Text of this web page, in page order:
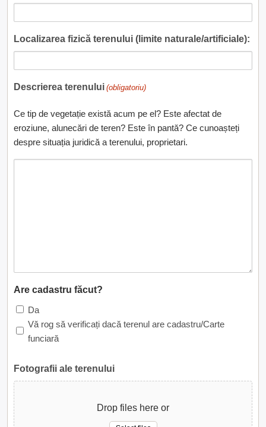
Localizarea fizică terenului (limite naturale/artificiale):
Descrierea terenului (obligatoriu)
Ce tip de vegetație există acum pe el? Este afectat de
eroziune, alunecări de teren? Este în pantă? Ce cunoașteți
despre situația juridică a terenului, proprietari.
Are cadastru făcut?
Da
Vă rog să verificați dacă terenul are cadastru/Carte
funciară
Fotografii ale terenului
Drop files here or